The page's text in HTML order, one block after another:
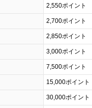
2,550ポイント
2,700ポイント
2,850ポイント
3,000ポイント
7,500ポイント
15,000ポイント
30,000ポイント